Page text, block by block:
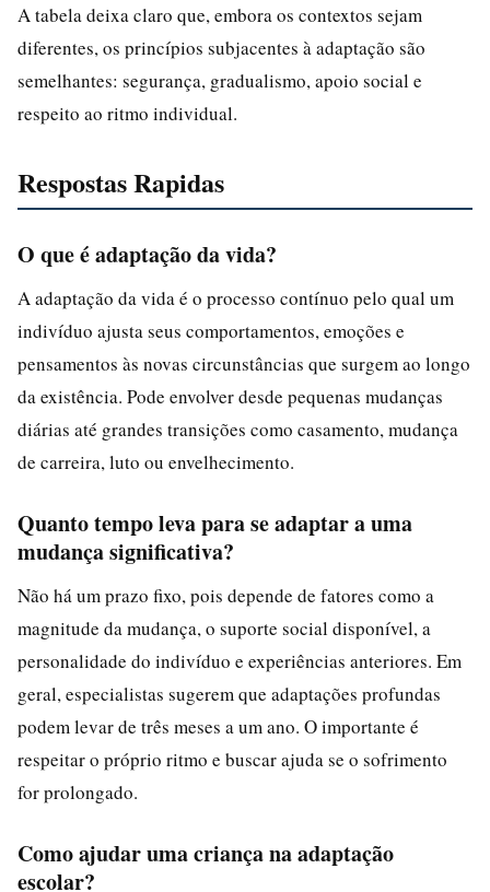
A tabela deixa claro que, embora os contextos sejam
diferentes, os princípios subjacentes à adaptação são
semelhantes: segurança, gradualismo, apoio social e
respeito ao ritmo individual.
Respostas Rapidas
O que é adaptação da vida?
A adaptação da vida é o processo contínuo pelo qual um
indivíduo ajusta seus comportamentos, emoções e
pensamentos às novas circunstâncias que surgem ao longo
da existência. Pode envolver desde pequenas mudanças
diárias até grandes transições como casamento, mudança
de carreira, luto ou envelhecimento.
Quanto tempo leva para se adaptar a uma
mudança significativa?
Não há um prazo fixo, pois depende de fatores como a
magnitude da mudança, o suporte social disponível, a
personalidade do indivíduo e experiências anteriores. Em
geral, especialistas sugerem que adaptações profundas
podem levar de três meses a um ano. O importante é
respeitar o próprio ritmo e buscar ajuda se o sofrimento
for prolongado.
Como ajudar uma criança na adaptação
escolar?